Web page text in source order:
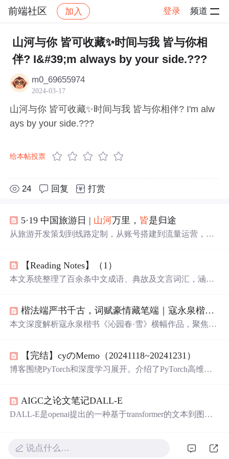
前端社区 加入 登录 频道
社区 前端社区 感慨 帖子详情
山河与你 皆可收藏✨时间与我 皆与你相
伴? I&#39;m always by your side.???
m0_69655974
2024-03-17
山河与你 皆可收藏✨时间与我 皆与你相伴? I'm alw
ays by your side.???
给本帖投票
24 回复 打赏
5·19 中国旅游日 | 山河万里， 皆是归途
从旅游开发策划到线路定制，从账号搭建到流量运营，从
旅资源，让“说走就走”不再只是一句口号。杜牧说 “南朝四
百八十寺，多少楼台烟雨中”——你撑着伞走过一座石桥，
维笔下的 “大漠孤烟直”。是你心里还有一个地方，让你魂
牵梦萦，让你觉得——活着，真好。是你还会在看到日落
时，停下来，什么都不说，就那么看着。
【Reading Notes】（1）
本文系统整理了百余条中文成语、典故及文言词汇，涵盖
化表达，如‘take the mickey’‘put your money where your mout
h is’‘a flash in the pan’等，并附中英对照与语境说明。内容
建。
楷法端严书千古，词赋豪情藏笔端｜寇永泉楷书《沁园春・雪》精品横幅赏析
本文深度解析寇永泉楷书《沁园春·雪》横幅作品，聚焦其
材书法中罕见的全词精工楷书完整性、材质稀缺性与流传
可考性，属当代馆藏级红色书法珍品，具备文史研究、高
【完结】cyのMemo（20241118~20241231）
博客围绕PyTorch和深度学习展开。介绍了PyTorch高维张
详细说明了多轮对话任务中微调模型的流程，包括数据准
备、模型选择、训练和评估等步骤。
AIGC之论文笔记DALL-E
DALL-E是openai提出的一种基于transformer的文本到图像
借鉴VQ-VAE，解决离散分布不可导问题采用gumbel-softm
说点什么…